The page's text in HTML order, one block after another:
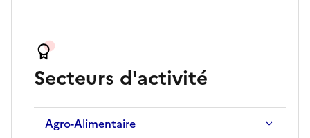
Secteurs d'activité
Agro-Alimentaire